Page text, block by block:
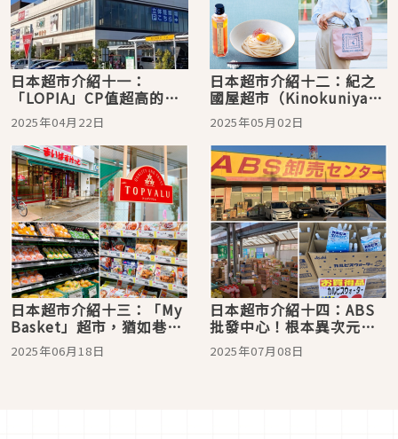
日本超市介紹十一：
「LOPIA」CP值超高的肉
品、披薩絕對必買
2025年04月22日
日本超市介紹十二：紀之
國屋超市（Kinokuniya）
自家商標環保袋居然是熱
賣搶手貨？
2025年05月02日
日本超市介紹十三：「My
Basket」超市，猶如巷口
便利商店般的平價親民
2025年06月18日
日本超市介紹十四：ABS
批發中心！根本異次元的
超激安「68日圓專區」
2025年07月08日